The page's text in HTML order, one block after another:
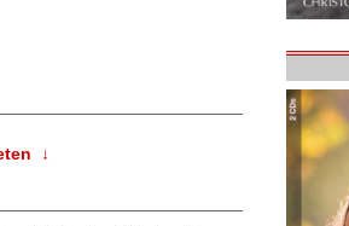
↓